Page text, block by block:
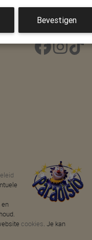
en
cookies. Je kan
Bevestigen